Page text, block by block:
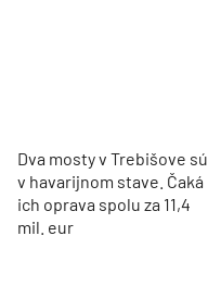
Dva mosty v Trebišove sú
v havarijnom stave. Čaká
ich oprava spolu za 11,4
mil. eur